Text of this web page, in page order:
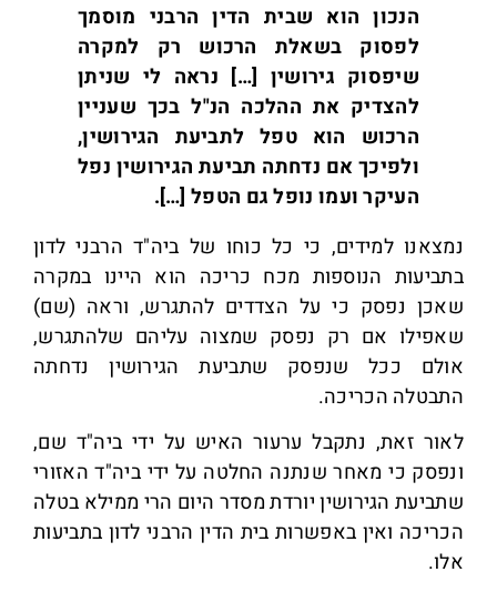
הנכון הוא שבית הדין הרבני מוסמך
לפסוק בשאלת הרכוש רק למקרה
שיפסוק גירושין […] נראה לי שניתן
להצדיק את ההלכה הנ"ל בכך שעניין
הרכוש הוא טפל לתביעת הגירושין,
ולפיכך אם נדחתה תביעת הגירושין נפל
העיקר ועמו נופל גם הטפל […].
נמצאנו למידים, כי כל כוחו של ביה"ד הרבני לדון
בתביעות הנוספות מכח כריכה הוא היינו במקרה
שאכן נפסק כי על הצדדים להתגרש, וראה (שם)
שאפילו אם רק נפסק שמצוה עליהם שלהתגרש,
אולם ככל שנפסק שתביעת הגירושין נדחתה
התבטלה הכריכה.
לאור זאת, נתקבל ערעור האיש על ידי ביה"ד שם,
ונפסק כי מאחר שנתנה החלטה על ידי ביה"ד האזורי
שתביעת הגירושין יורדת מסדר היום הרי ממילא בטלה
הכריכה ואין באפשרות בית הדין הרבני לדון בתביעות
אלו.